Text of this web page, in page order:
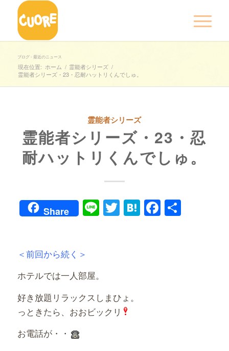
ブログ - 最近のニュース
現在位置: ホーム / 霊能者シリーズ /
霊能者シリーズ・23・忍耐ハットリくんでしゅ。
霊能者シリーズ
霊能者シリーズ・23・忍
耐ハットリくんでしゅ。
Share LineTwitter
Hatena共
＜前回から続く＞
ホテルでは一人部屋。
好き放題リラックスしまひょ。
っときたら、おおビックリ
お電話が・・